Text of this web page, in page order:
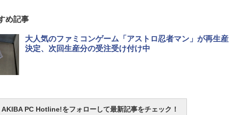
め記事
大人気のファミコンゲーム「アストロ忍者マン」が再生産
決定、次回生産分の受注受け付け中
AKIBA PC Hotline!をフォローして最新記事をチェック！